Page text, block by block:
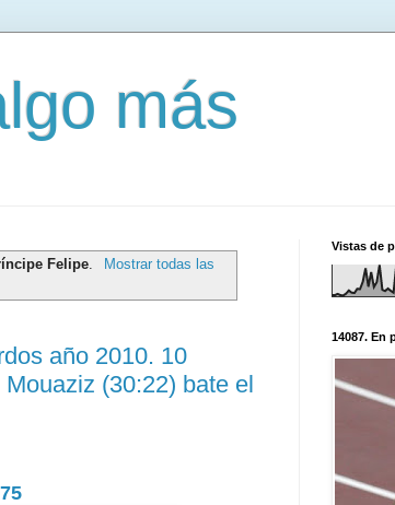
más
Felipe
Mostrar todas las
año 2010. 10
(30:22) bate el
Vistas de
14087. En